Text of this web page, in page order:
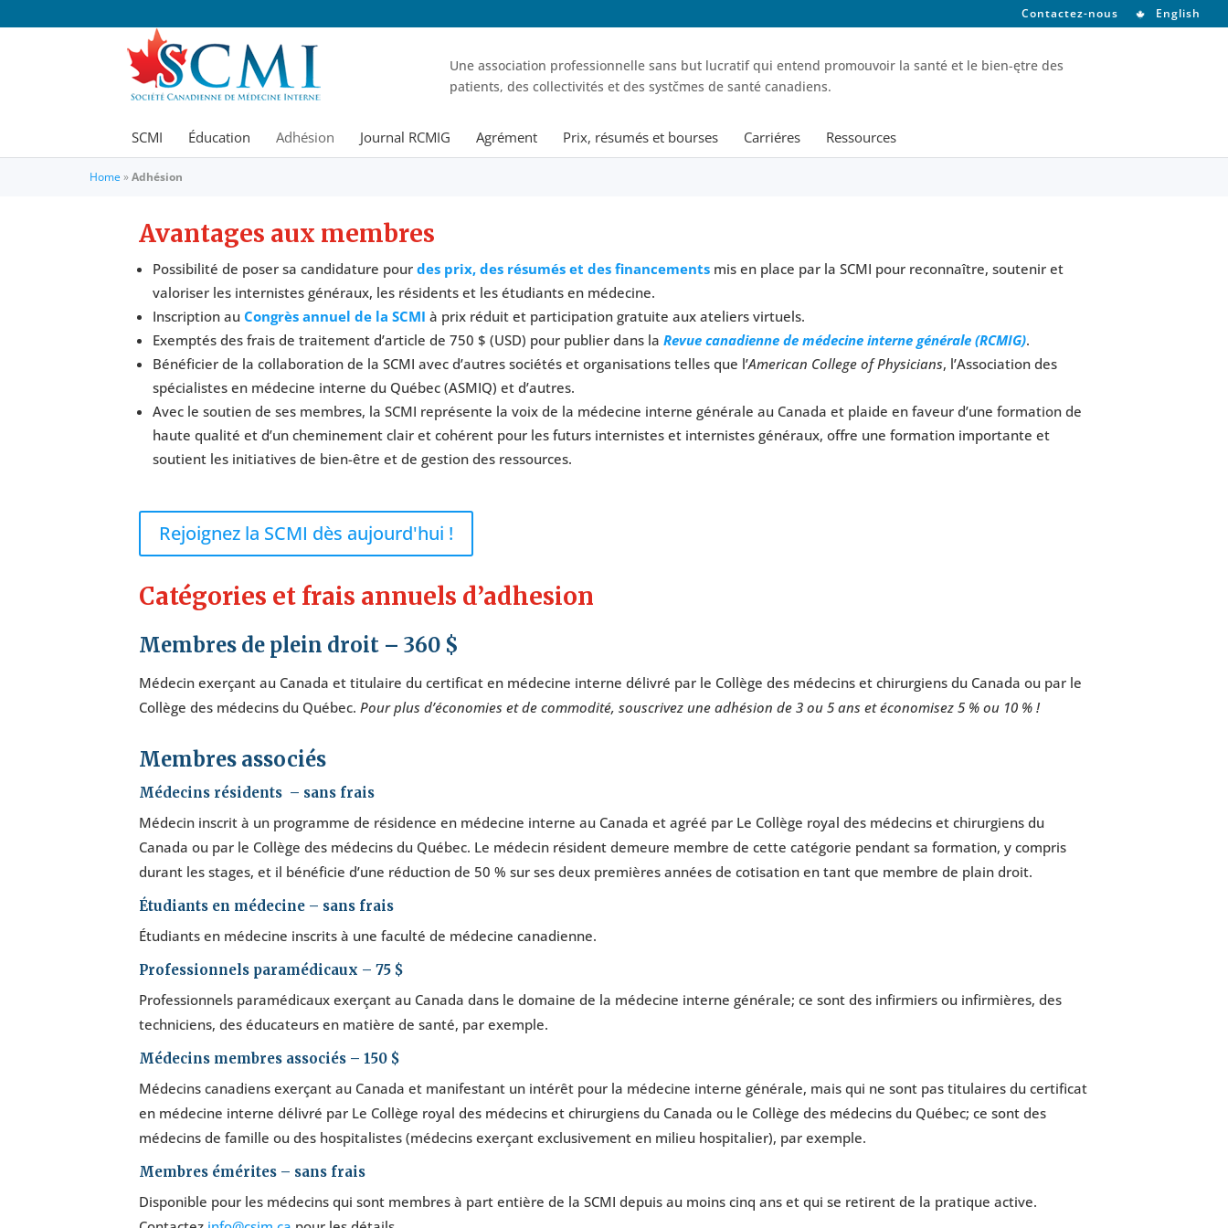
Contactez-nous English
Une association professionnelle sans but lucratif qui entend promouvoir la santé et le bien-ętre des
patients, des collectivités et des systčmes de santé canadiens.
SCMI Éducation Adhésion Journal RCMIG Agrément Prix, résumés et bourses Carriéres Ressources
Home »Adhésion
Avantages aux membres
Possibilité de poser sa candidature pour des prix, des résumés et des financements mis en place par la SCMI pour reconnaître, soutenir et
valoriser les internistes généraux, les résidents et les étudiants en médecine.
Inscription au Congrès annuel de la SCMI à prix réduit et participation gratuite aux ateliers virtuels.
Exemptés des frais de traitement d’article de 750 $ (USD) pour publier dans la Revue canadienne de médecine interne générale (RCMIG).
Bénéficier de la collaboration de la SCMI avec d’autres sociétés et organisations telles que l’American College of Physicians, l’Association des
spécialistes en médecine interne du Québec (ASMIQ) et d’autres.
Avec le soutien de ses membres, la SCMI représente la voix de la médecine interne générale au Canada et plaide en faveur d’une formation de
haute qualité et d’un cheminement clair et cohérent pour les futurs internistes et internistes généraux, offre une formation importante et
soutient les initiatives de bien-être et de gestion des ressources.
Rejoignez la SCMI dès aujourd'hui !
Catégories et frais annuels d’adhesion
Membres de plein droit – 360 $
Médecin exerçant au Canada et titulaire du certificat en médecine interne délivré par le Collège des médecins et chirurgiens du Canada ou par le
Collège des médecins du Québec. Pour plus d’économies et de commodité, souscrivez une adhésion de 3 ou 5 ans et économisez 5 % ou 10 % !
Membres associés
Médecins résidents – sans frais
Médecin inscrit à un programme de résidence en médecine interne au Canada et agréé par Le Collège royal des médecins et chirurgiens du
Canada ou par le Collège des médecins du Québec. Le médecin résident demeure membre de cette catégorie pendant sa formation, y compris
durant les stages, et il bénéficie d’une réduction de 50 % sur ses deux premières années de cotisation en tant que membre de plain droit.
Étudiants en médecine – sans frais
Étudiants en médecine inscrits à une faculté de médecine canadienne.
Professionnels paramédicaux – 75 $
Professionnels paramédicaux exerçant au Canada dans le domaine de la médecine interne générale; ce sont des infirmiers ou infirmières, des
techniciens, des éducateurs en matière de santé, par exemple.
Médecins membres associés – 150 $
Médecins canadiens exerçant au Canada et manifestant un intérêt pour la médecine interne générale, mais qui ne sont pas titulaires du certificat
en médecine interne délivré par Le Collège royal des médecins et chirurgiens du Canada ou le Collège des médecins du Québec; ce sont des
médecins de famille ou des hospitalistes (médecins exerçant exclusivement en milieu hospitalier), par exemple.
Membres émérites – sans frais
Disponible pour les médecins qui sont membres à part entière de la SCMI depuis au moins cinq ans et qui se retirent de la pratique active.